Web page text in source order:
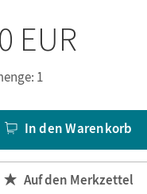
EUR
1
In den Warenkorb
Auf den Merkzettel